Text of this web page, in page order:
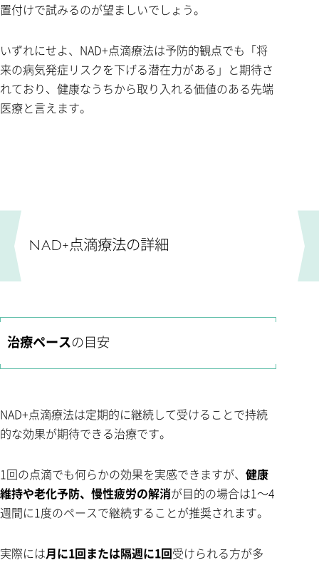
置付けで試みるのが望ましいでしょう。
いずれにせよ、NAD+点滴療法は予防的観点でも「将
来の病気発症リスクを下げる潜在力がある」と期待さ
れており、健康なうちから取り入れる価値のある先端
医療と言えます。
NAD+点滴療法の詳細
治療ペースの目安
NAD+点滴療法は定期的に継続して受けることで持続
的な効果が期待できる治療です。
1回の点滴でも何らかの効果を実感できますが、 健康
維持や老化予防、慢性疲労の解消が目的の場合は1～4
週間に1度のペースで継続することが推奨されます。
実際には月に1回または隔週に1回受けられる方が多